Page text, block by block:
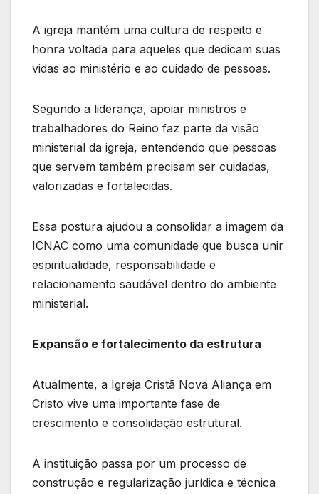
A igreja mantém uma cultura de respeito e
honra voltada para aqueles que dedicam suas
vidas ao ministério e ao cuidado de pessoas.
Segundo a liderança, apoiar ministros e
trabalhadores do Reino faz parte da visão
ministerial da igreja, entendendo que pessoas
que servem também precisam ser cuidadas,
valorizadas e fortalecidas.
Essa postura ajudou a consolidar a imagem da
ICNAC como uma comunidade que busca unir
espiritualidade, responsabilidade e
relacionamento saudável dentro do ambiente
ministerial.
Expansão e fortalecimento da estrutura
Atualmente, a Igreja Cristã Nova Aliança em
Cristo vive uma importante fase de
crescimento e consolidação estrutural.
A instituição passa por um processo de
construção e regularização jurídica e técnica